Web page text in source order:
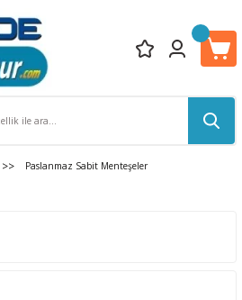
Paslanmaz Sabit Menteşeler